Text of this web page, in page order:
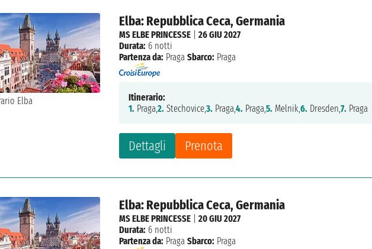
Elba: Repubblica Ceca, Germania
Dettagli Prenota
MS ELBE PRINCESSE |26 GIU 2027
Durata: 6 notti
Partenza da: Praga Sbarco: Praga
Itinerario:
1. Praga,2. Stechovice,3. Praga,4. Praga,5. Melnik,6. Dresden,7. Praga
Elba: Repubblica Ceca, Germania
MS ELBE PRINCESSE |20 GIU 2027
Durata: 6 notti
Partenza da: Praga Sbarco: Praga